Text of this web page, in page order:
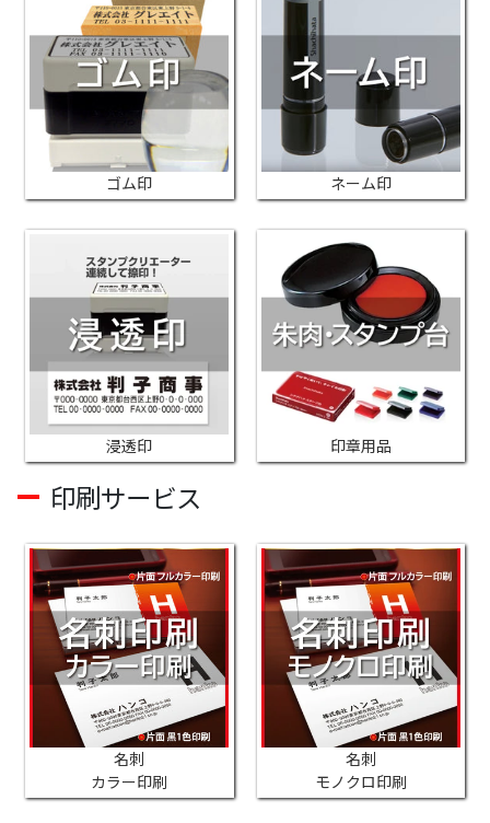
ゴム印 ネーム印
浸透印 印章用品
印刷サービス
名刺
カラー印刷
名刺
モノクロ印刷